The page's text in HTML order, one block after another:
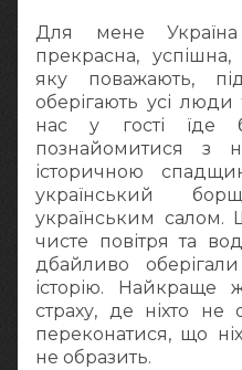
Для мене
прекрасна,
яку поважають,
оберігають усі
нас у гості їде
познайомитися з
історичною
український
українським салом.
чисте повітря та
дбайливо
історію. Найкраще
страху, де ніхто не
переконатися, що
не образить.